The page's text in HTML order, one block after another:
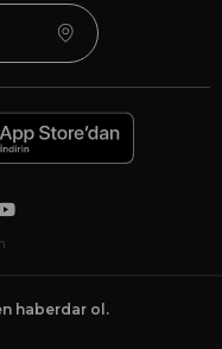
haberdar ol.